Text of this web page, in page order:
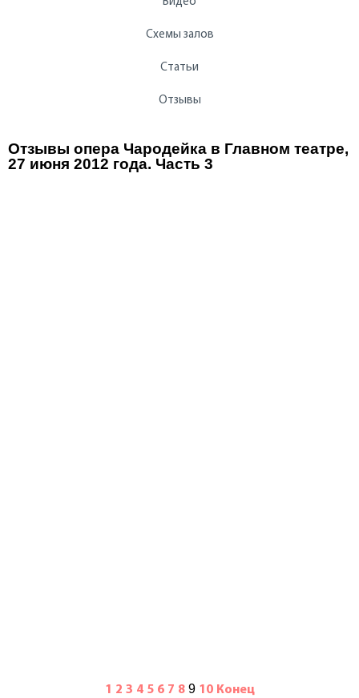
Схемы залов
Статьи
Отзывы
Отзывы опера Чародейка в Главном театре,
27 июня 2012 года. Часть 3
1 2 3 4 5 6 7 8 9 10 Конец